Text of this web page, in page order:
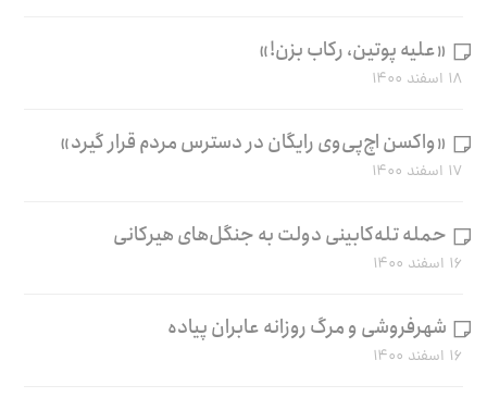
«علیه پوتین، رکاب بزن!»
۱۸ اسفند ۱۴۰۰
«واکسن اچ‌پی‌وی رایگان در دسترس مردم قرار گیرد»
۱۷ اسفند ۱۴۰۰
حمله تله‌کابینی دولت به جنگل‌های هیرکانی
۱۶ اسفند ۱۴۰۰
شهرفروشی و مرگ روزانه عابران پیاده
۱۶ اسفند ۱۴۰۰